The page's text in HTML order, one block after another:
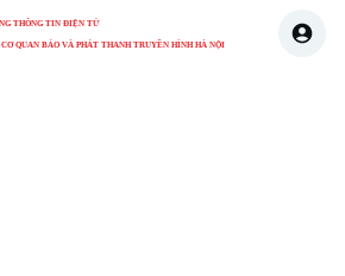
THÔNG TIN ĐIỆN TỬ
CƠ QUAN BÁO VÀ PHÁT THANH TRUYỀN HÌNH HÀ NỘI